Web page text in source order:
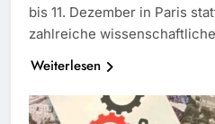
bis 11. Dezember in Paris
zahlreiche
Weiterlesen